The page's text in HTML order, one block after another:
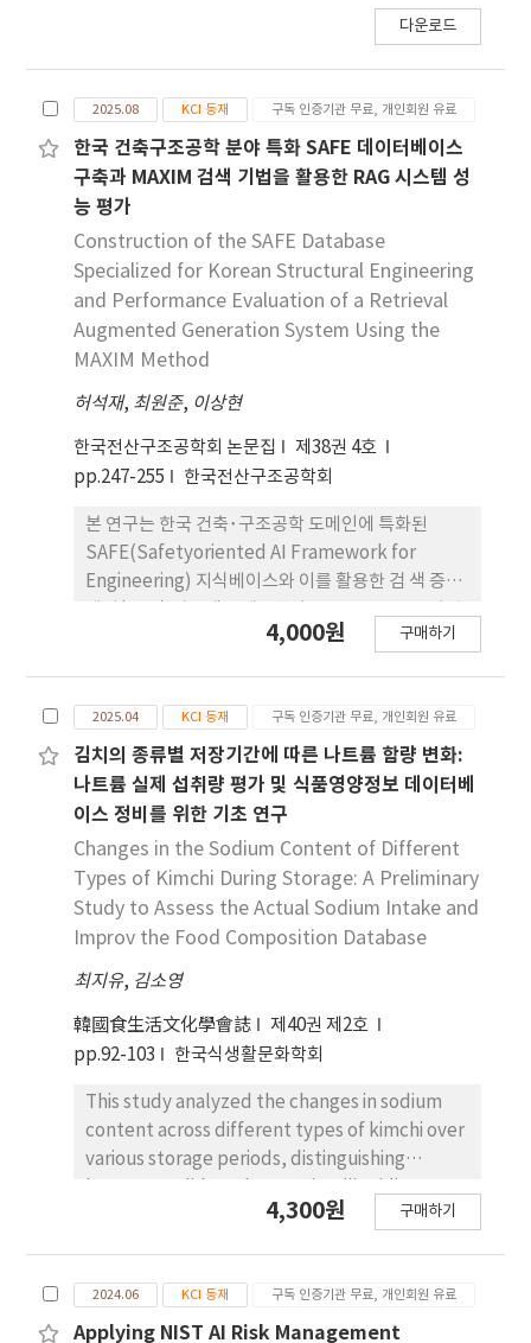
다운로드
2025.08 KCI 등재 구독 인증기관 무료, 개인회원 유료
한국 건축구조공학 분야 특화 SAFE 데이터베이스
구축과 MAXIM 검색 기법을 활용한 RAG 시스템 성
능 평가
Construction of the SAFE Database
Specialized for Korean Structural Engineering
and Performance Evaluation of a Retrieval
Augmented Generation System Using the
MAXIM Method
허석재, 최원준, 이상현
한국전산구조공학회 논문집
제38권 4호
pp.247-255
한국전산구조공학회
본 연구는 한국 건축･구조공학 도메인에 특화된
SAFE(Safetyoriented AI Framework for
Engineering) 지식베이스와 이를 활용한 검 색 증강
설계 기준, 교과서, 프로젝트 보고서에서 추출한 37.7
인은 5개 대표 과업(MMLUStruct, Struct QAKO,
SPED, StructMCQA, StructCaseY/N)으로 구성
된 4,200문항 벤치마크에서 전체 정확도 89.1%를 기
록하여, 체인오브생각(CoT) 방식 의 최고 성능 LLM
대비 3.87%p 향상 효과를 나타냈다 . 특히 국내 기
준･실무 판정 과업인 StructCaseY/N에서 94.9%의
정확도를 달성 하였다 . 절편 분석 결과, 질의당 32개
스니펫을 투입할 때 정확도와 응답 지연 간 최적 균형
점이 형성되며, 그 이상에서는 성능 개선 대 비 비용이
급격히 감소함을 확인하였다. 또한 질문 유형별로 최
퍼스 가중치 조정 의 필요성을 제시하였다. 본 연구는
국내 최초의 구조공학 RAG 평가 체계를 확립함으로
써, 안전 중심 AI 의사결정 지원 도구의 실무 적용 가
능성을 입증하고 향후 연구의 기반을 마련하였다.
4,000원 구매하기
2025.04 KCI 등재 구독 인증기관 무료, 개인회원 유료
김치의 종류별 저장기간에 따른 나트륨 함량 변화:
나트륨 실제 섭취량 평가 및 식품영양정보 데이터베
이스 정비를 위한 기초 연구
Changes in the Sodium Content of Different
Types of Kimchi During Storage: A Preliminary
Study to Assess the Actual Sodium Intake and
Improv the Food Composition Database
최지유, 김소영
韓國食生活文化學會誌
제40권 제2호
pp.92-103
한국식생활문화학회
This study analyzed the changes in sodium
content across different types of kimchi over
various storage periods, distinguishing
better estimate actual sodium intake and
kimchi, baek-kimchi, dongchimi, and nabak-
kimchi) were analyzed using ICP-AES. The
4,300원 구매하기
2024.06 KCI 등재 구독 인증기관 무료, 개인회원 유료
Applying NIST AI Risk Management